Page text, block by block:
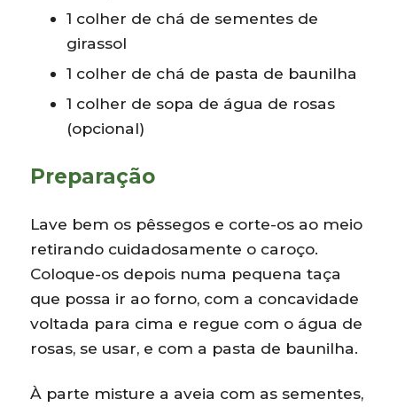
1 colher de chá de sementes de
girassol
1 colher de chá de pasta de baunilha
1 colher de sopa de água de rosas
(opcional)
Preparação
Lave bem os pêssegos e corte-os ao meio
retirando cuidadosamente o caroço.
Coloque-os depois numa pequena taça
que possa ir ao forno, com a concavidade
voltada para cima e regue com o água de
rosas, se usar, e com a pasta de baunilha.
À parte misture a aveia com as sementes,